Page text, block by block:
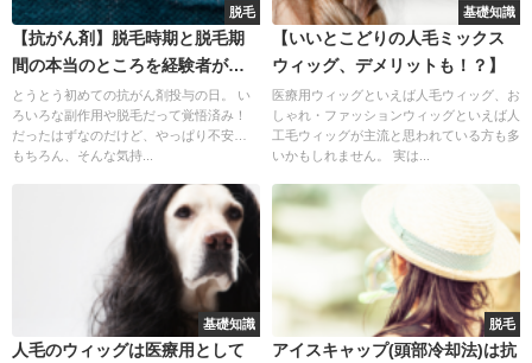
脱毛
【抗がん剤】脱毛時期と脱毛期
間の本当のところを経験者がお
話します
とうとう初めての抗がん剤投与の日。 い
ろいろな副作用や脱毛だって覚悟済み！
だったはずなのだけど、やっぱり不安…
もちろん、そんな気持...
基礎知識
【いいとこどりの人毛ミックス
ウィッグ、デメリットも！？】
医療用ウィッグといえば人毛ウィッグ、お
しゃれ・ファッションウィッグといえば人
工毛ウィッグが主流と思われている方も多
いかもしれません。 実は...
基礎知識
人毛のウィッグは医療用として
脱毛
アイスキャップ(頭部冷却法)は抗